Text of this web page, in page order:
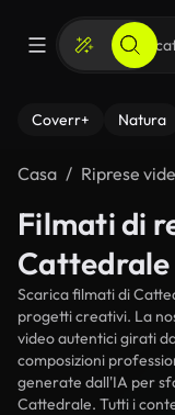
Coverr+ Natura
Casa Riprese
Filmati di
Cattedrale
Scarica filmati di
progetti creativi. La
video autentici girati
composizioni
generate dall'IA per
Cattedrale. Tutti i